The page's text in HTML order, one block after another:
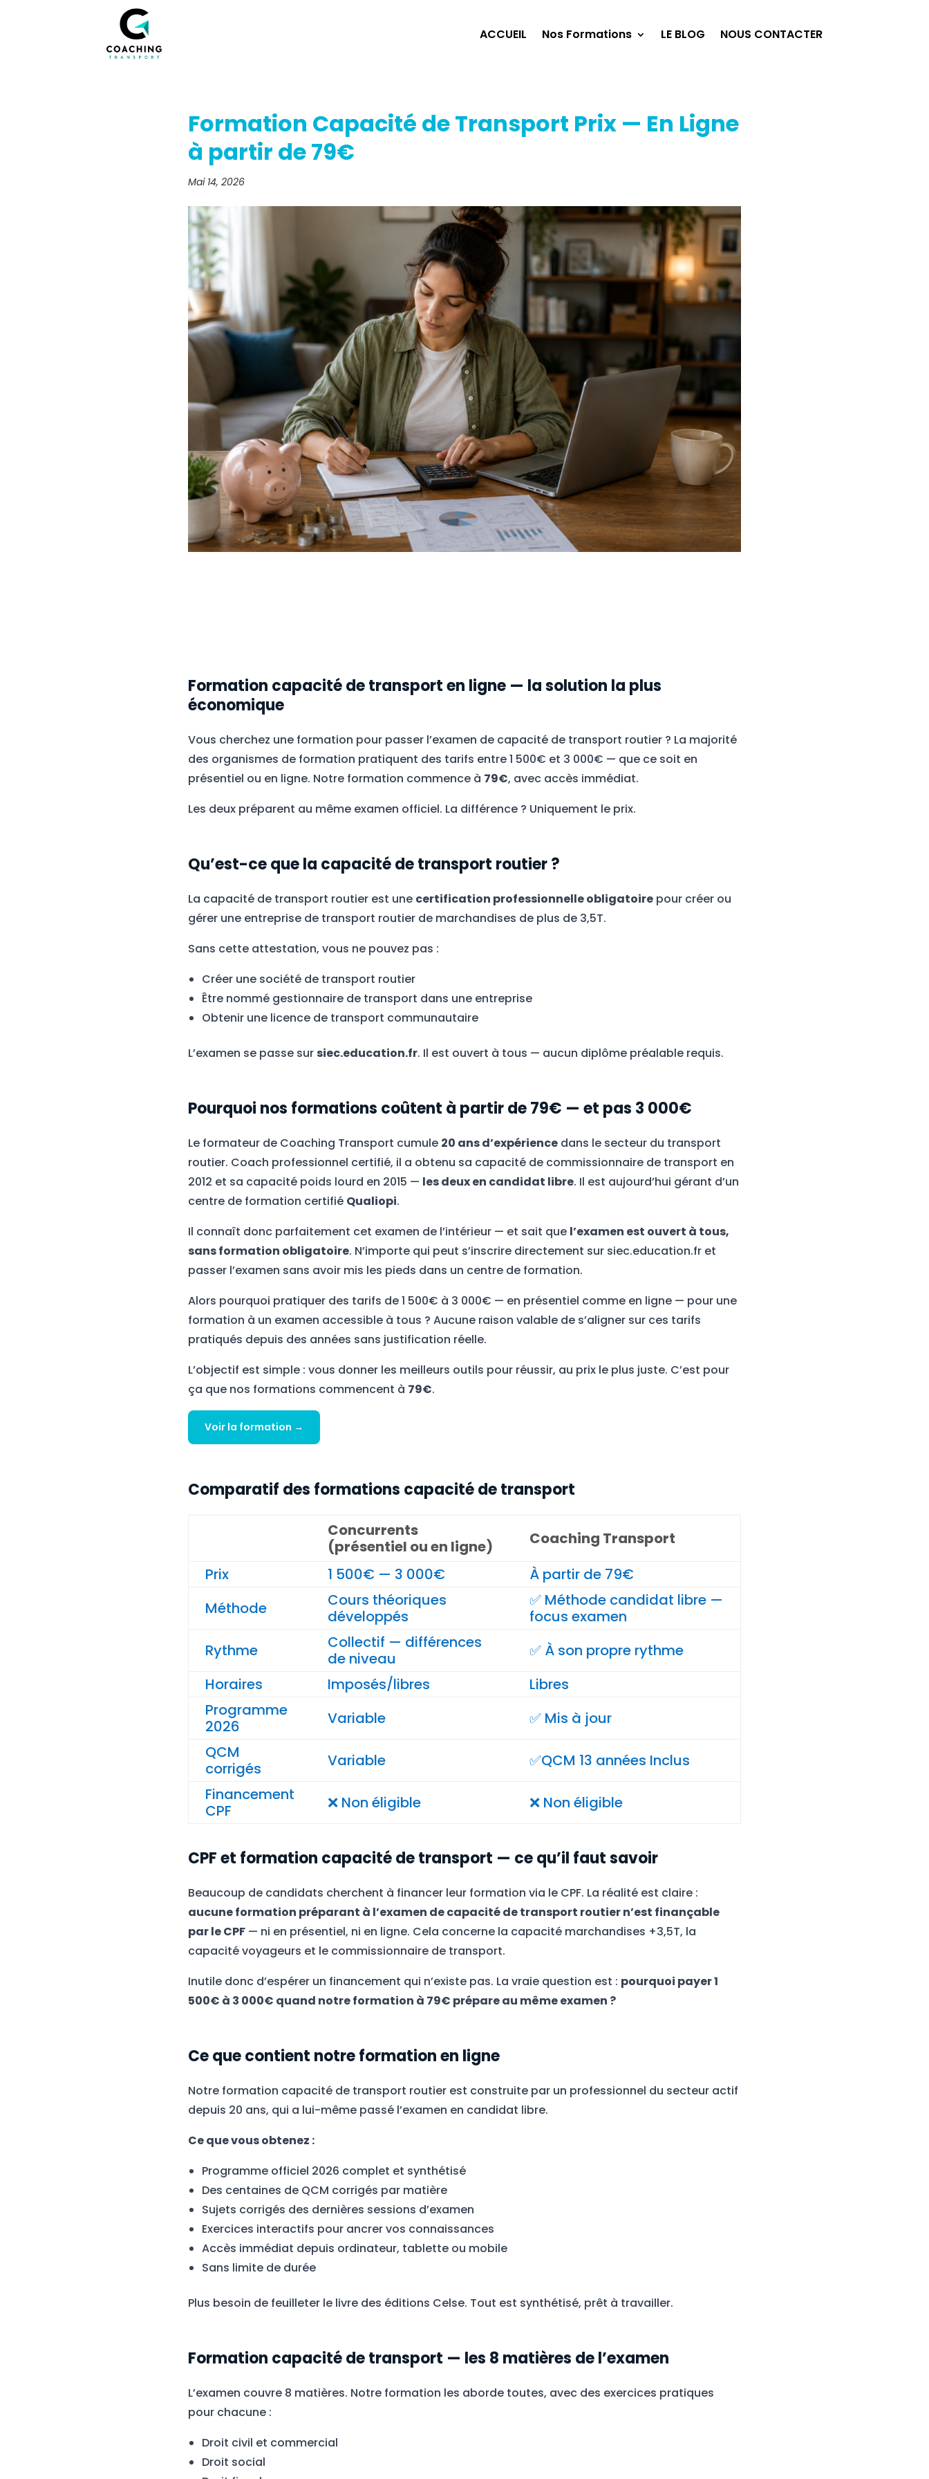
ACCUEIL Nos Formations LE BLOG NOUS CONTACTER
Formation Capacité de Transport Prix — En Ligne
à partir de 79€
Mai 14, 2026
Formation capacité de transport en ligne — la solution la plus
économique
Vous cherchez une formation pour passer l’examen de capacité de transport routier ? La majorité
des organismes de formation pratiquent des tarifs entre 1 500€ et 3 000€ — que ce soit en
présentiel ou en ligne. Notre formation commence à 79€, avec accès immédiat.
Les deux préparent au même examen officiel. La différence ? Uniquement le prix.
Qu’est-ce que la capacité de transport routier ?
La capacité de transport routier est une certification professionnelle obligatoire pour créer ou
gérer une entreprise de transport routier de marchandises de plus de 3,5T.
Sans cette attestation, vous ne pouvez pas :
Créer une société de transport routier
Être nommé gestionnaire de transport dans une entreprise
Obtenir une licence de transport communautaire
L’examen se passe sur siec.education.fr. Il est ouvert à tous — aucun diplôme préalable requis.
Pourquoi nos formations coûtent à partir de 79€ — et pas 3 000€
Le formateur de Coaching Transport cumule 20 ans d’expérience dans le secteur du transport
routier. Coach professionnel certifié, il a obtenu sa capacité de commissionnaire de transport en
2012 et sa capacité poids lourd en 2015 — les deux en candidat libre. Il est aujourd’hui gérant d’un
centre de formation certifié Qualiopi.
Il connaît donc parfaitement cet examen de l’intérieur — et sait que l’examen est ouvert à tous,
sans formation obligatoire. N’importe qui peut s’inscrire directement sur siec.education.fr et
passer l’examen sans avoir mis les pieds dans un centre de formation.
Alors pourquoi pratiquer des tarifs de 1 500€ à 3 000€ — en présentiel comme en ligne — pour une
formation à un examen accessible à tous ? Aucune raison valable de s’aligner sur ces tarifs
pratiqués depuis des années sans justification réelle.
L’objectif est simple : vous donner les meilleurs outils pour réussir, au prix le plus juste. C’est pour
ça que nos formations commencent à 79€.
Voir la formation →
Comparatif des formations capacité de transport
Concurrents
(présentiel ou en ligne)
Coaching Transport
Prix
1 500€ — 3 000€
À partir de 79€
Méthode
Cours théoriques
développés
✅ Méthode candidat libre —
focus examen
Rythme
Collectif — différences
de niveau
✅ À son propre rythme
Horaires
Imposés/libres
Libres
Programme
2026
Variable
✅ Mis à jour
QCM
corrigés
Variable
✅QCM 13 années Inclus
Financement
CPF
❌ Non éligible ❌ Non éligible
CPF et formation capacité de transport — ce qu’il faut savoir
Beaucoup de candidats cherchent à financer leur formation via le CPF. La réalité est claire :
aucune formation préparant à l’examen de capacité de transport routier n’est finançable
par le CPF — ni en présentiel, ni en ligne. Cela concerne la capacité marchandises +3,5T, la
capacité voyageurs et le commissionnaire de transport.
Inutile donc d’espérer un financement qui n’existe pas. La vraie question est : pourquoi payer 1
500€ à 3 000€ quand notre formation à 79€ prépare au même examen ?
Ce que contient notre formation en ligne
Notre formation capacité de transport routier est construite par un professionnel du secteur actif
depuis 20 ans, qui a lui-même passé l’examen en candidat libre.
Ce que vous obtenez :
Programme officiel 2026 complet et synthétisé
Des centaines de QCM corrigés par matière
Sujets corrigés des dernières sessions d’examen
Exercices interactifs pour ancrer vos connaissances
Accès immédiat depuis ordinateur, tablette ou mobile
Sans limite de durée
Plus besoin de feuilleter le livre des éditions Celse. Tout est synthétisé, prêt à travailler.
Formation capacité de transport — les 8 matières de l’examen
L’examen couvre 8 matières. Notre formation les aborde toutes, avec des exercices pratiques
pour chacune :
Droit civil et commercial
Droit social